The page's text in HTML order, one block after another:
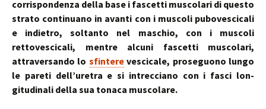
corrispondenza della base i fascetti muscolari di questo
strato conti­nuano in avanti con i muscoli pubovescicali
e indietro, soltanto nel maschio, con i muscoli
rettovescicali, mentre alcuni fascetti muscolari,
attraver­sando lo sfinterevescicale, proseguono lungo
le pareti dell’uretra e si intrecciano con i fasci lon­
gitudinali della sua tonaca muscolare.